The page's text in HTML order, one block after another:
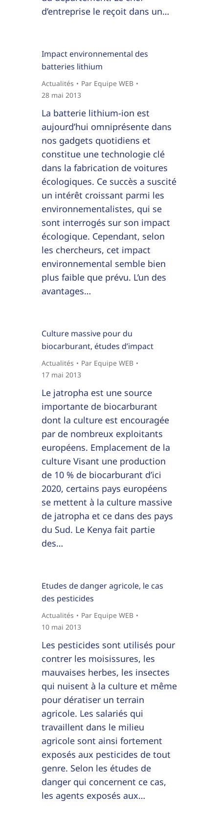
d’entreprise le reçoit dans un…
Impact environnemental des
batteries lithium
Actualités Par Equipe WEB
28 mai 2013
La batterie lithium-ion est
aujourd’hui omniprésente dans
nos gadgets quotidiens et
constitue une technologie clé
dans la fabrication de voitures
écologiques. Ce succès a suscité
un intérêt croissant parmi les
environnementalistes, qui se
sont interrogés sur son impact
écologique. Cependant, selon
les chercheurs, cet impact
environnemental semble bien
plus faible que prévu. L’un des
avantages…
Culture massive pour du
biocarburant, études d’impact
Actualités Par Equipe WEB
17 mai 2013
Le jatropha est une source
importante de biocarburant
dont la culture est encouragée
par de nombreux exploitants
européens. Emplacement de la
culture Visant une production
de 10 % de biocarburant d’ici
2020, certains pays européens
se mettent à la culture massive
de jatropha et ce dans des pays
du Sud. Le Kenya fait partie
des…
Etudes de danger agricole, le cas
des pesticides
Actualités Par Equipe WEB
10 mai 2013
Les pesticides sont utilisés pour
contrer les moisissures, les
mauvaises herbes, les insectes
qui nuisent à la culture et même
pour dératiser un terrain
agricole. Les salariés qui
travaillent dans le milieu
agricole sont ainsi fortement
exposés aux pesticides de tout
genre. Selon les études de
danger qui concernent ce cas,
les agents exposés aux…